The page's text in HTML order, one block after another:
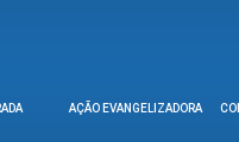
AÇÃO EVANGELIZADORA